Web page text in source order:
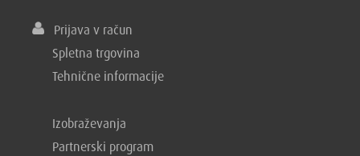
Prijava v račun
Spletna trgovina
Tehnične informacije
Izobraževanja
Partnerski program